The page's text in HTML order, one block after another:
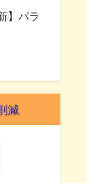
】パラ
減